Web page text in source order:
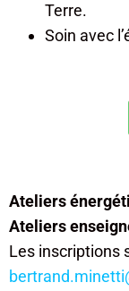
Terre.
Soin
Ateliers
Ateliers
Les inscriptions